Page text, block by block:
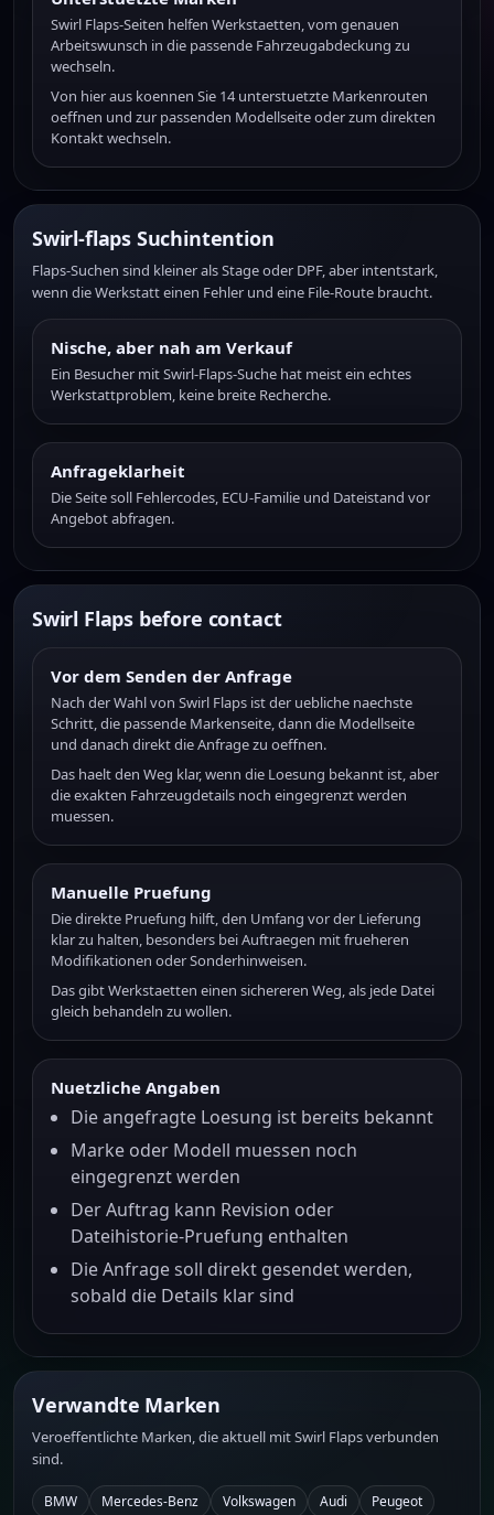
Swirl Flaps-Seiten helfen Werkstaetten, vom genauen
Arbeitswunsch in die passende Fahrzeugabdeckung zu
wechseln.
Von hier aus koennen Sie 14 unterstuetzte Markenrouten
oeffnen und zur passenden Modellseite oder zum direkten
Kontakt wechseln.
Swirl-flaps Suchintention
Flaps-Suchen sind kleiner als Stage oder DPF, aber intentstark,
wenn die Werkstatt einen Fehler und eine File-Route braucht.
Nische, aber nah am Verkauf
Ein Besucher mit Swirl-Flaps-Suche hat meist ein echtes
Werkstattproblem, keine breite Recherche.
Anfrageklarheit
Die Seite soll Fehlercodes, ECU-Familie und Dateistand vor
Angebot abfragen.
Swirl Flaps before contact
Vor dem Senden der Anfrage
Nach der Wahl von Swirl Flaps ist der uebliche naechste
Schritt, die passende Markenseite, dann die Modellseite
und danach direkt die Anfrage zu oeffnen.
Das haelt den Weg klar, wenn die Loesung bekannt ist, aber
die exakten Fahrzeugdetails noch eingegrenzt werden
muessen.
Manuelle Pruefung
Die direkte Pruefung hilft, den Umfang vor der Lieferung
klar zu halten, besonders bei Auftraegen mit frueheren
Modifikationen oder Sonderhinweisen.
Das gibt Werkstaetten einen sichereren Weg, als jede Datei
gleich behandeln zu wollen.
Nuetzliche Angaben
Die angefragte Loesung ist bereits bekannt
Marke oder Modell muessen noch
eingegrenzt werden
Der Auftrag kann Revision oder
Dateihistorie-Pruefung enthalten
Die Anfrage soll direkt gesendet werden,
sobald die Details klar sind
Verwandte Marken
Veroeffentlichte Marken, die aktuell mit Swirl Flaps verbunden
sind.
BMW Mercedes-Benz Volkswagen Audi Peugeot